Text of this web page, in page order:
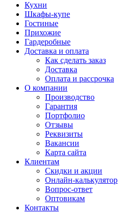
Кухни
Шкафы-купе
Гостиные
Прихожие
Гардеробные
Доставка и оплата
Как сделать заказ
Доставка
Оплата и рассрочка
О компании
Производство
Гарантия
Портфолио
Отзывы
Реквизиты
Вакансии
Карта сайта
Клиентам
Скидки и акции
Онлайн-калькулятор
Вопрос-ответ
Оптовикам
Контакты